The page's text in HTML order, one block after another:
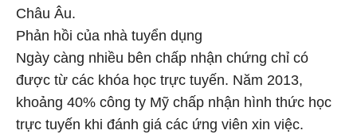
Châu Âu.
Phản hồi của nhà tuyển dụng
Ngày càng nhiều bên chấp nhận chứng chỉ có
được từ các khóa học trực tuyến. Năm 2013,
khoảng 40% công ty Mỹ chấp nhận hình thức học
trực tuyến khi đánh giá các ứng viên xin việc.